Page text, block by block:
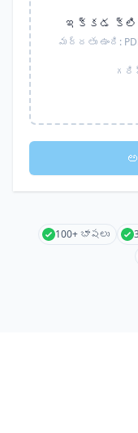
ఇక్కడ
మద్దతు ఉంది:
100+ భాషలు